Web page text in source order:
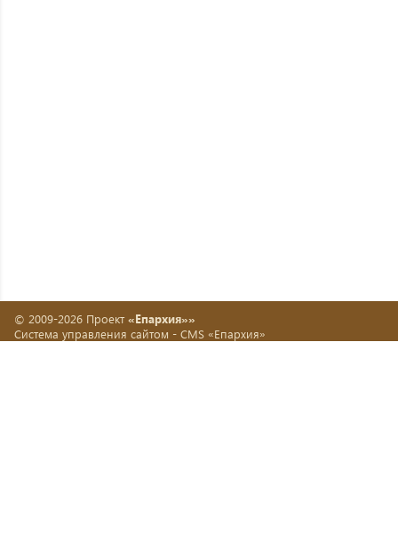
© 2009-2026 Проект «Епархия»»
Система управления сайтом - CMS «Епархия»